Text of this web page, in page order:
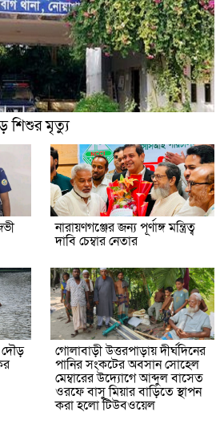
শিশুর মৃত্যু
নারায়ণগঞ্জের জন্য পূর্ণাঙ্গ মন্ত্রিত্ব
দাবি চেম্বার নেতার
দৌড় গোলাবাড়ী উত্তরপাড়ায় দীর্ঘদিনের
পানির সংকটের অবসান সোহেল
মেম্বারের উদ্যোগে আব্দুল বাসেত
ওরফে বাসু মিয়ার বাড়িতে স্থাপন
করা হলো টিউবওয়েল